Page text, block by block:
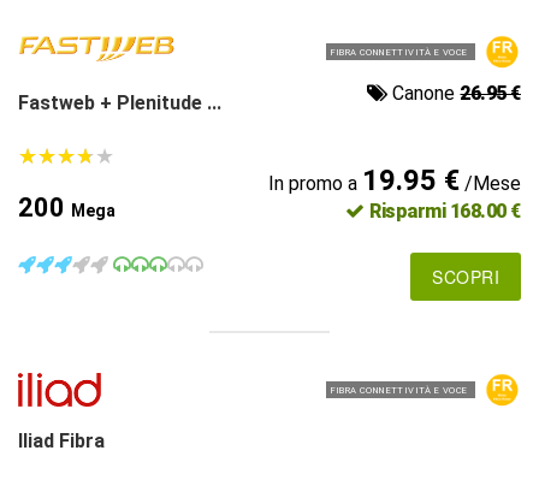
FIBRA CONNETTIVITÀ E VOCE
Fastweb + Plenitude ... Canone26.95 €
★★★★★
★★★★★
200 Mega
In promo a 19.95 €/Mese
Risparmi 168.00 €
SCOPRI
FIBRA CONNETTIVITÀ E VOCE
Iliad Fibra